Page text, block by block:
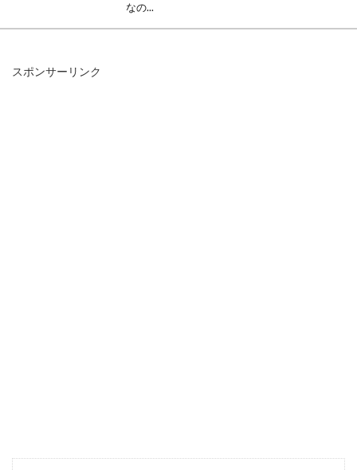
なの...
対策をして快適な住まいへ
スポンサーリンク